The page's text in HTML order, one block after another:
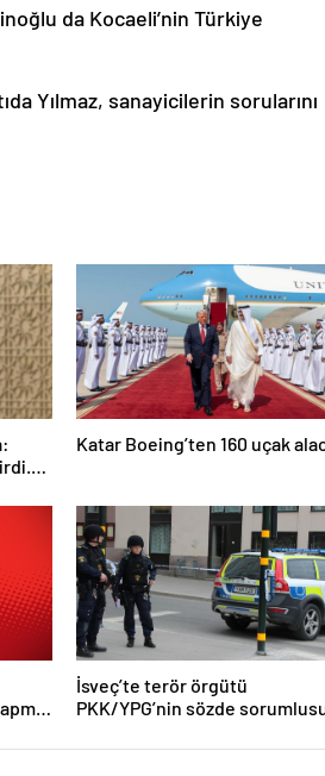
da Kocaeli’nin Türkiye
Yılmaz, sanayicilerin sorularını
Katar Boeing’ten 160 uçak
İsveç’te terör örgütü
PKK/YPG’nin sözde